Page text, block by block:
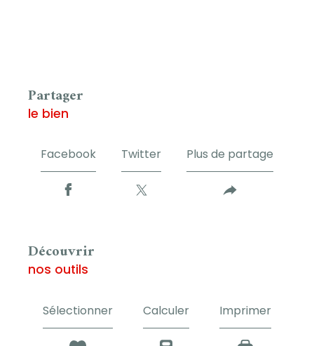
partager
le bien
Facebook Twitter Plus de partage
découvrir
nos outils
Sélectionner Calculer Imprimer